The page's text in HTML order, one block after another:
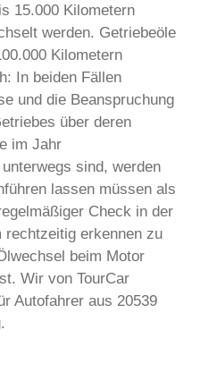
15.000 Kilometern
werden. Getriebeöle
Kilometern
In beiden Fällen
und die Beanspruchung
über deren
im Jahr
sind, werden
lassen müssen als
Check in der
erkennen zu
beim Motor
Wir von TourCar
Autofahrer aus 20539